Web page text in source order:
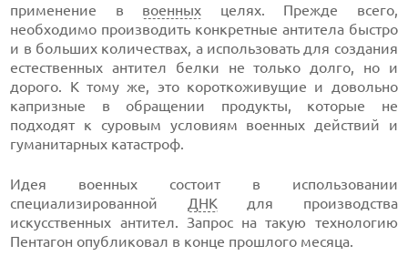
применение в военных целях. Прежде всего,
необходимо производить конкретные антитела быстро
и в больших количествах, а использовать для создания
естественных антител белки не только долго, но и
дорого. К тому же, это короткоживущие и довольно
капризные в обращении продукты, которые не
подходят к суровым условиям военных действий и
гуманитарных катастроф.
Идея военных состоит в использовании
специализированной ДНКдля производства
искусственных антител. Запрос на такую технологию
Пентагон опубликовал в конце прошлого месяца.